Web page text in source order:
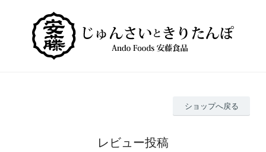
ショップへ戻る
レビュー投稿